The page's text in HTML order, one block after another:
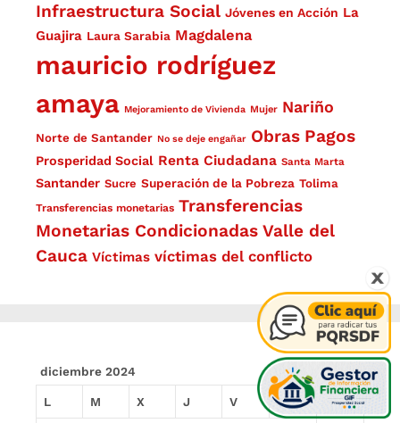
Infraestructura Social Jóvenes en Acción La
Guajira Laura Sarabia Magdalena
mauricio rodríguez
amaya Mejoramiento de Vivienda Mujer Nariño
Norte de Santander No se deje engañar Obras Pagos
Prosperidad Social Renta Ciudadana Santa Marta
Santander Sucre Superación de la Pobreza Tolima
Transferencias monetarias Transferencias
Monetarias Condicionadas Valle del
Cauca Víctimas víctimas del conflicto
diciembre 2024
L M X J V S D